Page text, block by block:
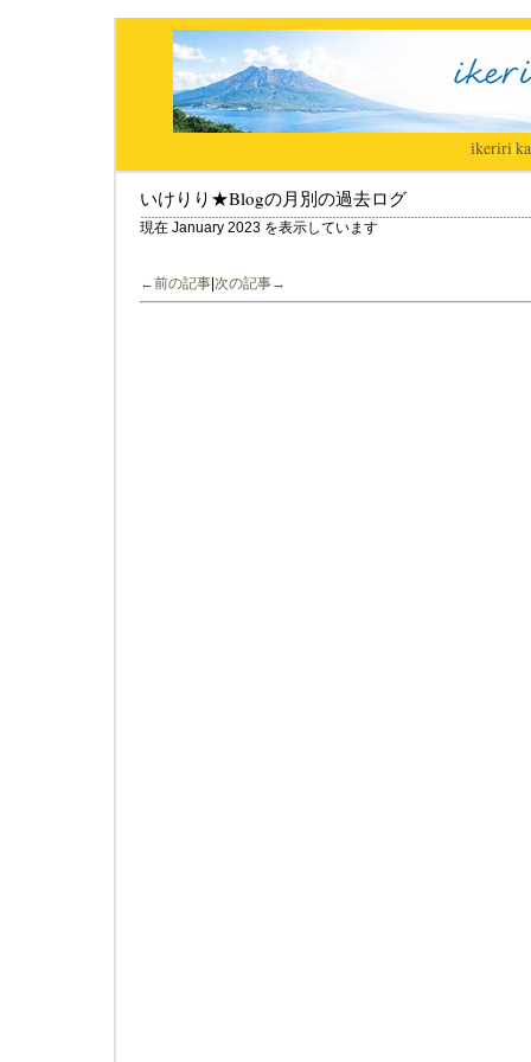
ikeriri|
いけりり★Blogの月別の過去ログ
現在 January 2023 を表示しています
←前の記事 次の記事→